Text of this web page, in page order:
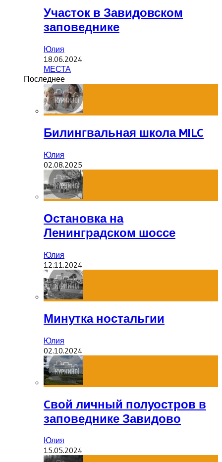
Участок в Завидовском
заповеднике
Юлия
18.06.2024
МЕСТА
Последнее
Билингвальная школа MILC
Юлия
02.08.2025
Остановка на
Ленинградском шоссе
Юлия
12.11.2024
Минутка ностальгии
Юлия
02.10.2024
Cвой личный полуостров в
заповеднике Завидово
Юлия
15.05.2024